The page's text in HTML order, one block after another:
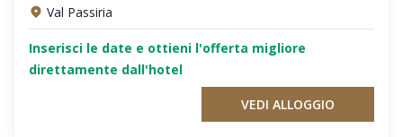
Val Passiria
Inserisci le date e ottieni l'offerta migliore
direttamente dall'hotel
VEDI ALLOGGIO